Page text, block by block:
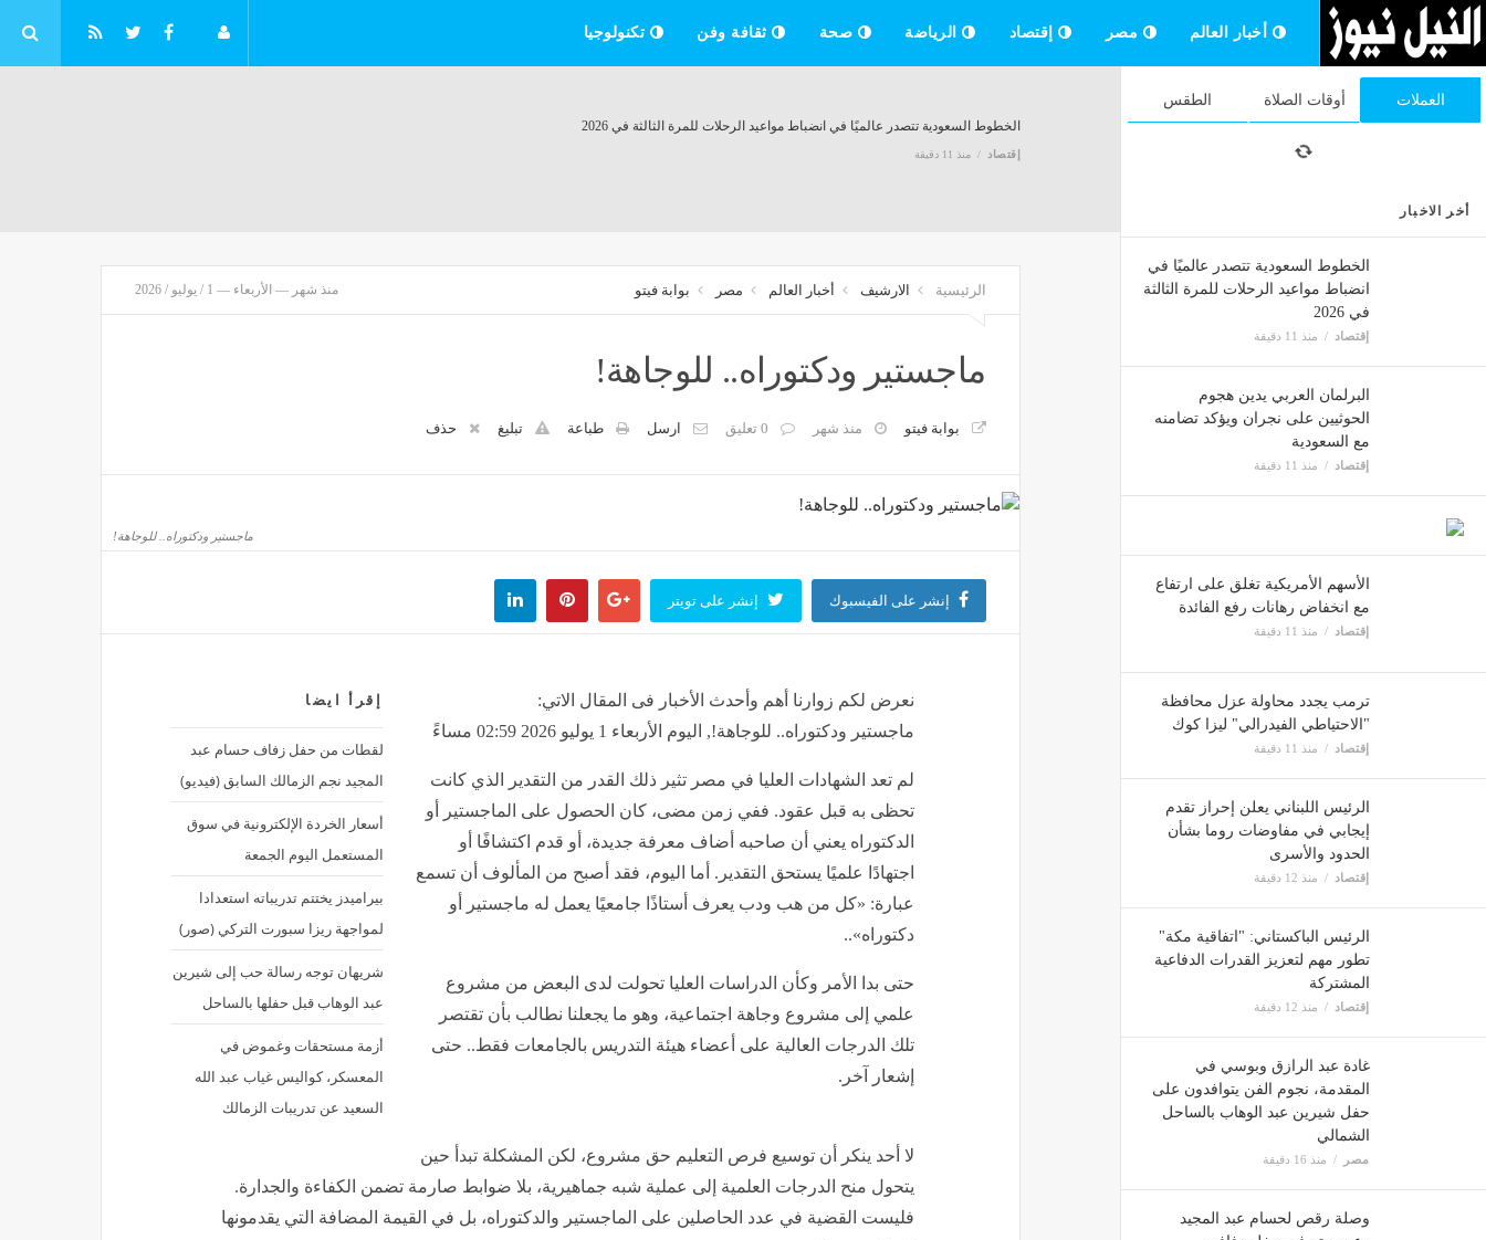
أخبار العالم مصر إقتصاد الرياضة صحة ثقافة وفن تكنولوجيا
العملات أوقات الصلاة الطقس
أخر الاخبار
الخطوط السعودية تتصدر عالميًا في
انضباط مواعيد الرحلات للمرة الثالثة
في 2026
إقتصاد منذ 11 دقيقة
البرلمان العربي يدين هجوم
الحوثيين على نجران ويؤكد تضامنه
مع السعودية
إقتصاد منذ 11 دقيقة
الأسهم الأمريكية تغلق على ارتفاع
مع انخفاض رهانات رفع الفائدة
إقتصاد منذ 11 دقيقة
ترمب يجدد محاولة عزل محافظة
"الاحتياطي الفيدرالي" ليزا كوك
إقتصاد منذ 11 دقيقة
الرئيس اللبناني يعلن إحراز تقدم
إيجابي في مفاوضات روما بشأن
الحدود والأسرى
إقتصاد منذ 12 دقيقة
الرئيس الباكستاني: "اتفاقية مكة"
تطور مهم لتعزيز القدرات الدفاعية
المشتركة
إقتصاد منذ 12 دقيقة
غادة عبد الرازق وبوسي في
المقدمة، نجوم الفن يتوافدون على
حفل شيرين عبد الوهاب بالساحل
الشمالي
مصر منذ 16 دقيقة
وصلة رقص لحسام عبد المجيد
الخطوط السعودية تتصدر عالميًا في انضباط مواعيد الرحلات للمرة الثالثة في 2026
إقتصاد منذ 11 دقيقة
الأسهم الأمريكية تغلق على ارتفاع مع انخفاض رهانات رفع الفائدة
الرئيس اللبناني يعلن إحراز تقدم إيجابي في مفاوضات روما بشأن الحدود والأسرى
غادة عبد الرازق وبوسي في المقدمة، نجوم الفن يتوافدون على حفل شيرين عبد الوهاب بالساحل الشمالي
وصلة رقص لحسام عبد المجيد وعروسته في حفل زفافه طريقة عمل سلطة المانجو التايلاندية فى خطوات بسيطة
منذ 17 دقيقة
الرئيسية الارشيف أخبار العالم مصر بوابة فيتو منذ شهر — الأربعاء — 1 / يوليو / 2026
ماجستير ودكتوراه.. للوجاهة!
بوابة فيتو منذ شهر 0 تعليق ارسل طباعة تبليغ حذف
ماجستير ودكتوراه.. للوجاهة!
إنشر على الفيسبوك إنشر على تويتر
إقرأ ايضا
لقطات من حفل زفاف حسام عبد
المجيد نجم الزمالك السابق (فيديو)
أسعار الخردة الإلكترونية في سوق
المستعمل اليوم الجمعة
بيراميدز يختتم تدريباته استعدادا
لمواجهة ريزا سبورت التركي (صور)
شريهان توجه رسالة حب إلى شيرين
عبد الوهاب قبل حفلها بالساحل
أزمة مستحقات وغموض في
المعسكر، كواليس غياب عبد الله
السعيد عن تدريبات الزمالك
نعرض لكم زوارنا أهم وأحدث الأخبار فى المقال الاتي:
ماجستير ودكتوراه.. للوجاهة!, اليوم الأربعاء 1 يوليو 2026 02:59 مساءً
لم تعد الشهادات العليا في مصر تثير ذلك القدر من التقدير الذي كانت
تحظى به قبل عقود. ففي زمن مضى، كان الحصول على الماجستير أو
الدكتوراه يعني أن صاحبه أضاف معرفة جديدة، أو قدم اكتشافًا أو
اجتهادًا علميًا يستحق التقدير. أما اليوم، فقد أصبح من المألوف أن تسمع
عبارة: «كل من هب ودب يعرف أستاذًا جامعيًا يعمل له ماجستير أو
دكتوراه»..
حتى بدا الأمر وكأن الدراسات العليا تحولت لدى البعض من مشروع
علمي إلى مشروع وجاهة اجتماعية، وهو ما يجعلنا نطالب بأن تقتصر
تلك الدرجات العالية على أعضاء هيئة التدريس بالجامعات فقط.. حتى
إشعار آخر.
لا أحد ينكر أن توسيع فرص التعليم حق مشروع، لكن المشكلة تبدأ حين
يتحول منح الدرجات العلمية إلى عملية شبه جماهيرية، بلا ضوابط صارمة تضمن الكفاءة والجدارة.
فليست القضية في عدد الحاصلين على الماجستير والدكتوراه، بل في القيمة المضافة التي يقدمونها